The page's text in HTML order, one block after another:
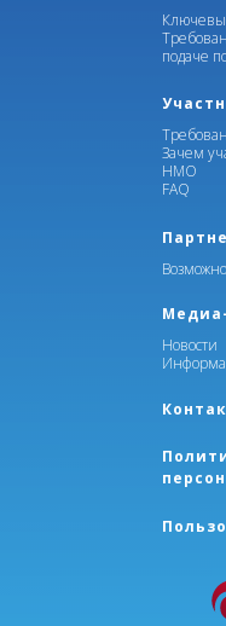
подаче
Зачем
НМО
FAQ
Новости